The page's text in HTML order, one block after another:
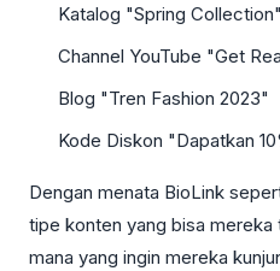
Katalog "Spring Collection"
Channel YouTube "Get
Blog "Tren Fashion 2023"
Kode Diskon "Dapatkan
Dengan menata BioLink
tipe konten yang bisa mereka
mana yang ingin mereka